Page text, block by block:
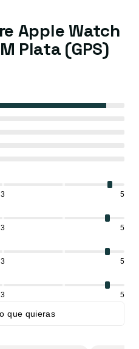
Apple Watch
Plata (GPS)
3 5
3 5
3 5
3 5
que quieras